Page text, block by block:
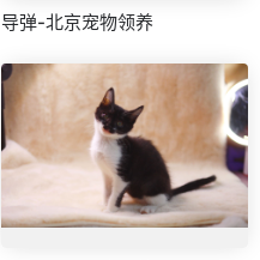
导弹-北京宠物领养